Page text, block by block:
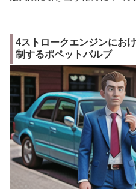
4ストロークエンジンにお
制するポペットバルブ